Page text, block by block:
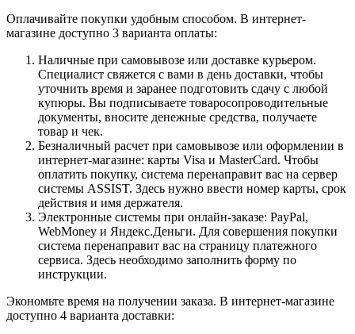
Оплачивайте покупки удобным способом. В интернет-
магазине доступно 3 варианта оплаты:
Наличные при самовывозе или доставке курьером.
Специалист свяжется с вами в день доставки, чтобы
уточнить время и заранее подготовить сдачу с любой
купюры. Вы подписываете товаросопроводительные
документы, вносите денежные средства, получаете
товар и чек.
Безналичный расчет при самовывозе или оформлении в
интернет-магазине: карты Visa и MasterCard. Чтобы
оплатить покупку, система перенаправит вас на сервер
системы ASSIST. Здесь нужно ввести номер карты, срок
действия и имя держателя.
Электронные системы при онлайн-заказе: PayPal,
WebMoney и Яндекс.Деньги. Для совершения покупки
система перенаправит вас на страницу платежного
сервиса. Здесь необходимо заполнить форму по
инструкции.
Экономьте время на получении заказа. В интернет-магазине
доступно 4 варианта доставки: